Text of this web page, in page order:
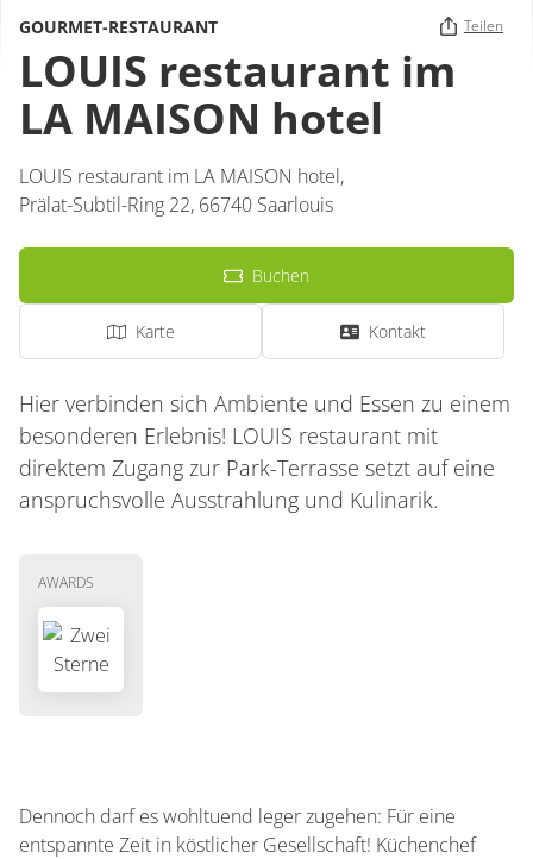
GOURMET-RESTAURANT Teilen
LOUIS restaurant im
LA MAISON hotel
LOUIS restaurant im LA MAISON hotel,
Prälat-Subtil-Ring 22, 66740 Saarlouis
Buchen
Karte Kontakt
Hier verbinden sich Ambiente und Essen zu einem
besonderen Erlebnis! LOUIS restaurant mit
direktem Zugang zur Park-Terrasse setzt auf eine
anspruchsvolle Ausstrahlung und Kulinarik.
AWARDS
Dennoch darf es wohltuend leger zugehen: Für eine
entspannte Zeit in köstlicher Gesellschaft! Küchenchef